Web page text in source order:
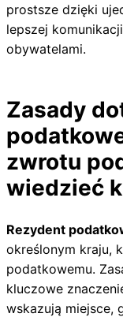
prostsze dzięki
lepszej
obywatelami.
Zasady
zwrotu
wiedzieć
Rezydent
określonym kraju,
podatkowemu.
kluczowe
wskazują miejsce,